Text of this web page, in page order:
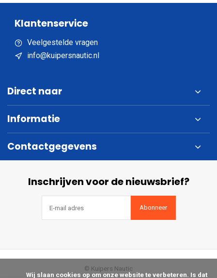
Klantenservice
Veelgestelde vragen
info@kuipersnautic.nl
Direct naar
Informatie
Contactgegevens
Inschrijven voor de nieuwsbrief?
Abonneer
© Kuipers Nautic